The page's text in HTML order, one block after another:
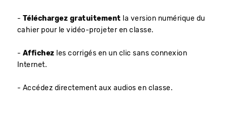
- Téléchargez gratuitement la version numérique du
cahier pour le vidéo-projeter en classe.
- Affichez les corrigés en un clic sans connexion
Internet.
- Accédez directement aux audios en classe.